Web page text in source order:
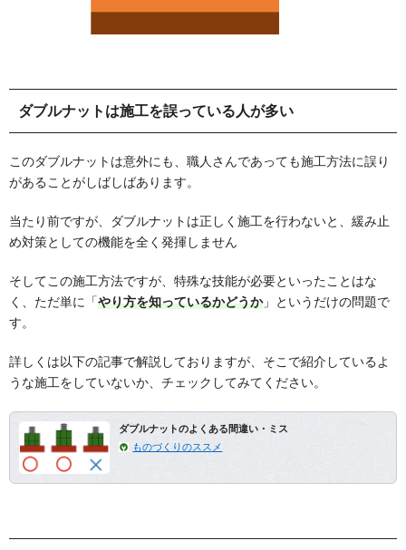
ダブルナットは施工を誤っている人が多い
このダブルナットは意外にも、職人さんであっても施工方法に誤り
があることがしばしばあります。
当たり前ですが、ダブルナットは正しく施工を行わないと、緩み止
め対策としての機能を全く発揮しません
そしてこの施工方法ですが、特殊な技能が必要といったことはな
く、ただ単に「やり方を知っているかどうか」というだけの問題で
す。
詳しくは以下の記事で解説しておりますが、そこで紹介しているよ
うな施工をしていないか、チェックしてみてください。
ダブルナットのよくある間違い・ミス
ものづくりのススメ